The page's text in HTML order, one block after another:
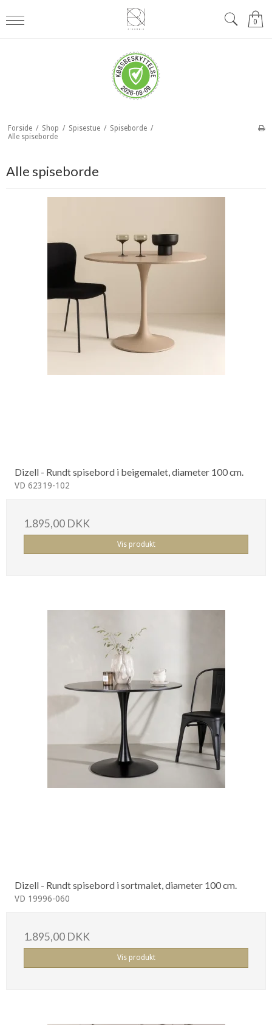
0
Forside / Shop / Spisestue / Spiseborde /
Alle spiseborde
Alle spiseborde
Dizell - Rundt spisebord i beigemalet, diameter 100 cm.
VD 62319-102
1.895,00 DKK
Vis produkt
Dizell - Rundt spisebord i sortmalet, diameter 100 cm.
VD 19996-060
1.895,00 DKK
Vis produkt